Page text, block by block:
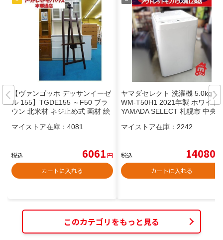
【ヴァンゴッホ デッサンイーゼ
ル 155】TGDE155 ～F50 ブラ
ウン 北米材 ネジ止め式 画材 絵
マイストア在庫： 4081
税込 6061円
カートに入れる
ヤマダセレクト 洗濯機 5.0kg Y
WM-T50H1 2021年製 ホワイト
YAMADA SELECT 札幌市 中央
マイストア在庫： 2242
税込 14080
カートに入れる
このカテゴリをもっと見る